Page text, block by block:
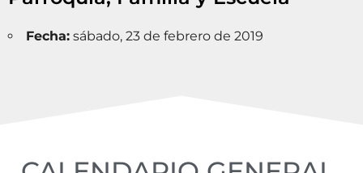
Fecha: sábado, 23 de febrero de 2019